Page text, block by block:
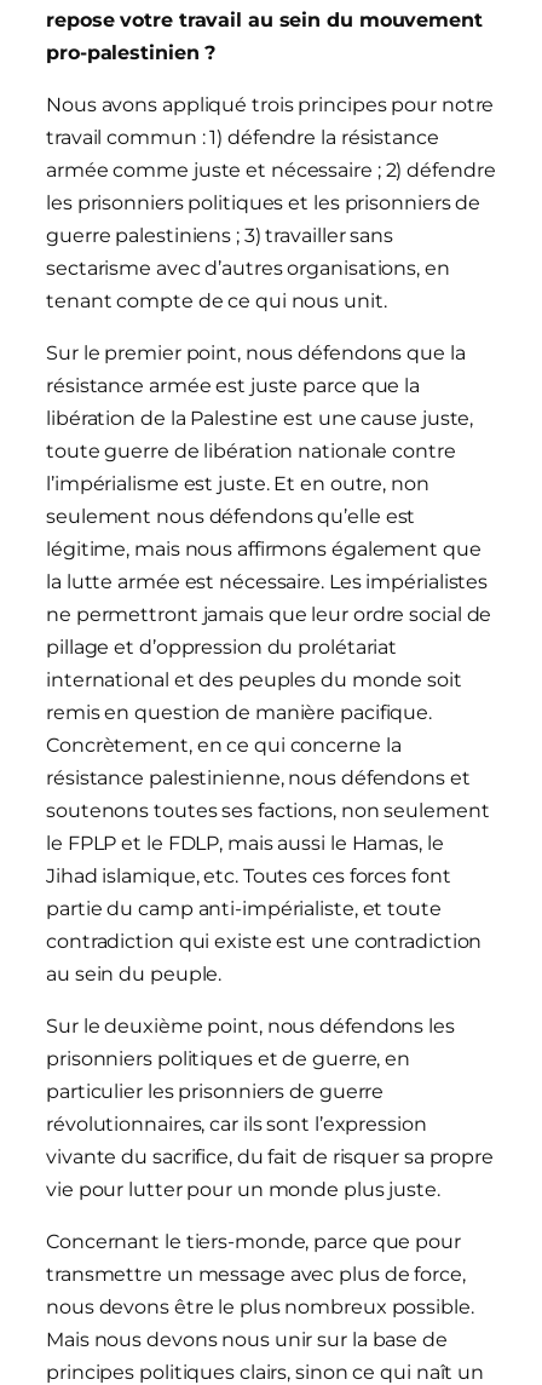
repose votre travail au sein du mouvement
pro-palestinien ?
Nous avons appliqué trois principes pour notre
travail commun : 1) défendre la résistance
armée comme juste et nécessaire ; 2) défendre
les prisonniers politiques et les prisonniers de
guerre palestiniens ; 3) travailler sans
sectarisme avec d’autres organisations, en
tenant compte de ce qui nous unit.
Sur le premier point, nous défendons que la
résistance armée est juste parce que la
libération de la Palestine est une cause juste,
toute guerre de libération nationale contre
l’impérialisme est juste. Et en outre, non
seulement nous défendons qu’elle est
légitime, mais nous affirmons également que
la lutte armée est nécessaire. Les impérialistes
ne permettront jamais que leur ordre social de
pillage et d’oppression du prolétariat
international et des peuples du monde soit
remis en question de manière pacifique.
Concrètement, en ce qui concerne la
résistance palestinienne, nous défendons et
soutenons toutes ses factions, non seulement
le FPLP et le FDLP, mais aussi le Hamas, le
Jihad islamique, etc. Toutes ces forces font
partie du camp anti-impérialiste, et toute
contradiction qui existe est une contradiction
au sein du peuple.
Sur le deuxième point, nous défendons les
prisonniers politiques et de guerre, en
particulier les prisonniers de guerre
révolutionnaires, car ils sont l’expression
vivante du sacrifice, du fait de risquer sa propre
vie pour lutter pour un monde plus juste.
Concernant le tiers-monde, parce que pour
transmettre un message avec plus de force,
nous devons être le plus nombreux possible.
Mais nous devons nous unir sur la base de
principes politiques clairs, sinon ce qui naît un